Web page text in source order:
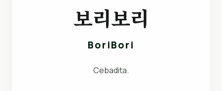
보리보리
BoriBori
Cebadita.